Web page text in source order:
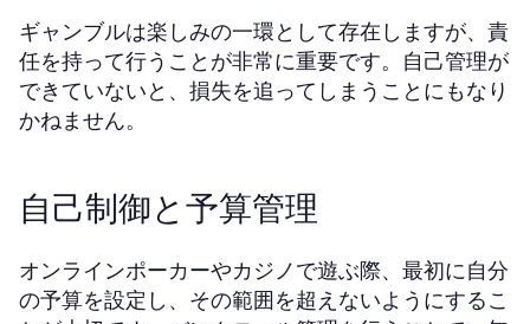
ギャンブルは楽しみの一環として存在しますが、責
任を持って行うことが非常に重要です。自己管理が
できていないと、損失を追ってしまうことにもなり
かねません。
自己制御と予算管理
オンラインポーカーやカジノで遊ぶ際、最初に自分
の予算を設定し、その範囲を超えないようにするこ